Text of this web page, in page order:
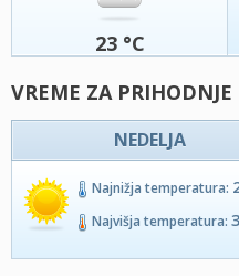
23 °C
VREME ZA
NEDELJA
Najnižja temperatura:
Najvišja temperatura: